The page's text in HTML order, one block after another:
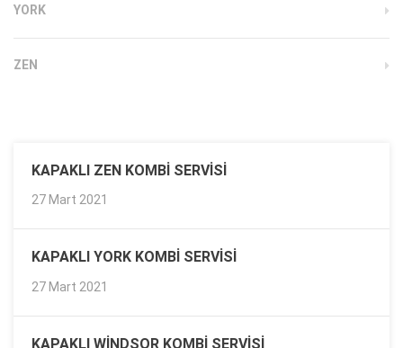
YORK
ZEN
KAPAKLI ZEN KOMBI SERVISI
27 Mart 2021
KAPAKLI YORK KOMBI SERVISI
27 Mart 2021
KAPAKLI WINDSOR KOMBI SERVISI